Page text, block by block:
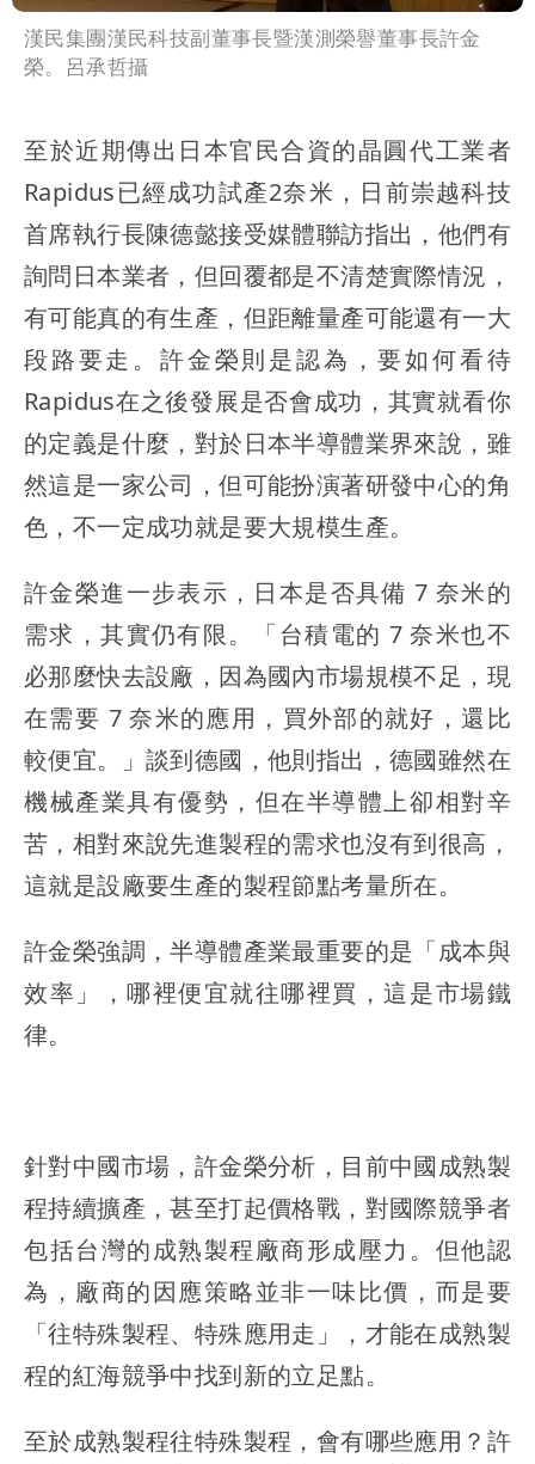
漢民集團漢民科技副董事長暨漢測榮譽董事長許金
榮。呂承哲攝
至於近期傳出日本官民合資的晶圓代工業者
Rapidus已經成功試產2奈米，日前崇越科技
首席執行長陳德懿接受媒體聯訪指出，他們有
詢問日本業者，但回覆都是不清楚實際情況，
有可能真的有生產，但距離量產可能還有一大
段路要走。許金榮則是認為，要如何看待
Rapidus在之後發展是否會成功，其實就看你
的定義是什麼，對於日本半導體業界來說，雖
然這是一家公司，但可能扮演著研發中心的角
色，不一定成功就是要大規模生產。
許金榮進一步表示，日本是否具備 7 奈米的
需求，其實仍有限。「台積電的 7 奈米也不
必那麼快去設廠，因為國內市場規模不足，現
在需要 7 奈米的應用，買外部的就好，還比
較便宜。」談到德國，他則指出，德國雖然在
機械產業具有優勢，但在半導體上卻相對辛
苦，相對來說先進製程的需求也沒有到很高，
這就是設廠要生產的製程節點考量所在。
許金榮強調，半導體產業最重要的是「成本與
效率」，哪裡便宜就往哪裡買，這是市場鐵
律。
針對中國市場，許金榮分析，目前中國成熟製
程持續擴產，甚至打起價格戰，對國際競爭者
包括台灣的成熟製程廠商形成壓力。但他認
為，廠商的因應策略並非一味比價，而是要
「往特殊製程、特殊應用走」，才能在成熟製
程的紅海競爭中找到新的立足點。
至於成熟製程往特殊製程，會有哪些應用？許